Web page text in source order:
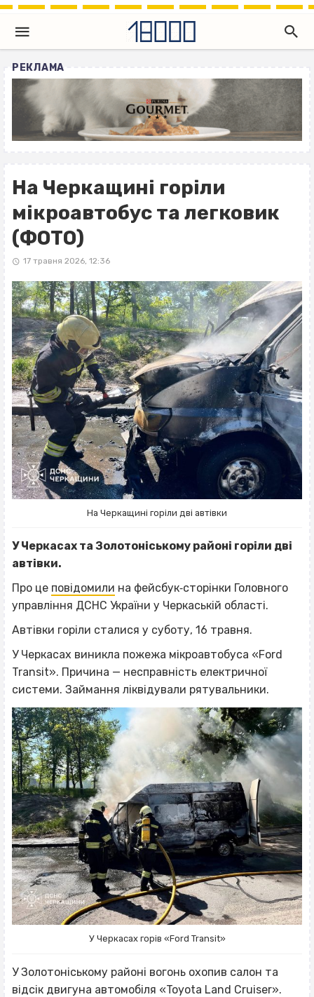
РЕКЛАМА
На Черкащині горіли
мікроавтобус та легковик
(ФОТО)
17 травня 2026, 12:36
На Черкащині горіли дві автівки
У Черкасах та Золотоніському районі горіли дві
автівки.
Про це повідомили на фейсбук‐сторінки Головного
управління ДСНС України у Черкаській області.
Автівки горіли сталися у суботу, 16 травня.
У Черкасах виникла пожежа мікроавтобуса «Ford
Transit». Причина — несправність електричної
системи. Займання ліквідували рятувальники.
У Черкасах горів «Ford Transit»
У Золотоніському районі вогонь охопив салон та
відсік двигуна автомобіля «Toyota Land Cruiser».